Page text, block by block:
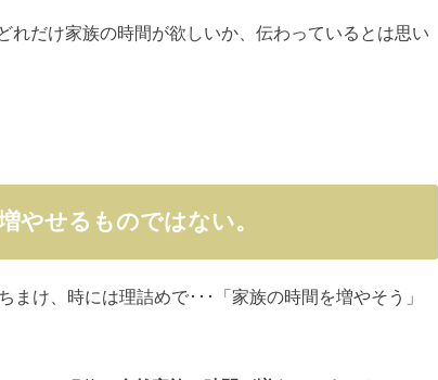
れだけ家族の時間が欲しいか、伝わっているとは思い
やせるものではない。
け、時には理詰めで･･･「家族の時間を増やそう」